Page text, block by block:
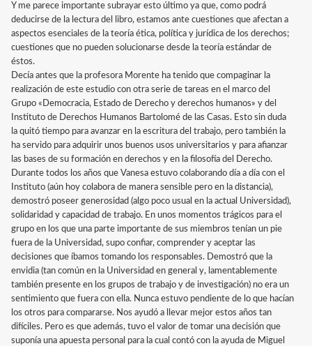
Y me parece importante subrayar esto último ya que, como podrá
deducirse de la lectura del libro, estamos ante cuestiones que afectan a
aspectos esenciales de la teoría ética, política y jurídica de los derechos;
cuestiones que no pueden solucionarse desde la teoría estándar de
éstos.
Decía antes que la profesora Morente ha tenido que compaginar la
realización de este estudio con otra serie de tareas en el marco del
Grupo «Democracia, Estado de Derecho y derechos humanos» y del
Instituto de Derechos Humanos Bartolomé de las Casas. Esto sin duda
la quitó tiempo para avanzar en la escritura del trabajo, pero también la
ha servido para adquirir unos buenos usos universitarios y para afianzar
las bases de su formación en derechos y en la filosofía del Derecho.
Durante todos los años que Vanesa estuvo colaborando día a día con el
Instituto (aún hoy colabora de manera sensible pero en la distancia),
demostró poseer generosidad (algo poco usual en la actual Universidad),
solidaridad y capacidad de trabajo. En unos momentos trágicos para el
grupo en los que una parte importante de sus miembros tenían un pie
fuera de la Universidad, supo confiar, comprender y aceptar las
decisiones que íbamos tomando los responsables. Demostró que la
envidia (tan común en la Universidad en general y, lamentablemente
también presente en los grupos de trabajo y de investigación) no era un
sentimiento que fuera con ella. Nunca estuvo pendiente de lo que hacían
los otros para compararse. Nos ayudó a llevar mejor estos años tan
difíciles. Pero es que además, tuvo el valor de tomar una decisión que
suponía una apuesta personal para la cual contó con la ayuda de Miguel